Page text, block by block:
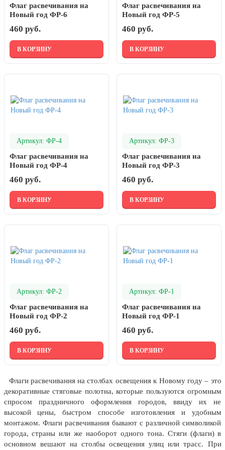
День города Москвы (первая суббота
сентября)
8 сентября, День танкиста (второе
пожилых людей
5 октября, День учителя
Российской Федерации
Хэллоуин
4 ноября, День народного единства
7 ноября, День проведения военного
7 ноября, День Октябрьской
революции
19 ноября, День Ракетных Войск и
Артиллерии
День матери (последнее воскресенье
ноября)
контрнаступления советских войск
9 декабря, Международный день
борьбы с коррупцией
9 декабря, День Героев Отечества
12 декабря, День конституции РФ
Флаг расвечивания на
Новый год ФР-6
460 руб.
В КОРЗИНУ
Флаг расвечивания на
Новый год ФР-5
460 руб.
В КОРЗИНУ
Артикул: ФР-4
Флаг расвечивания на
Новый год ФР-4
460 руб.
В КОРЗИНУ
Артикул: ФР-3
Флаг расвечивания на
Новый год ФР-3
460 руб.
В КОРЗИНУ
Артикул: ФР-2
Флаг расвечивания на
Новый год ФР-2
460 руб.
В КОРЗИНУ
Артикул: ФР-1
Флаг расвечивания на
Новый год ФР-1
460 руб.
В КОРЗИНУ
Флаги расвечивания на столбах освещения к Новому году – это
декоративные стяговые полотна, которые пользуются огромным
спросом праздничного оформления городов, ввиду их не
высокой цены, быстром способе изготовления и удобным
монтажом. Флаги расвечивания бывают с различной символикой
города, страны или же наоборот одного тона. Стяги (флаги) в
основном вешают на столбы освещения улиц или трасс. При